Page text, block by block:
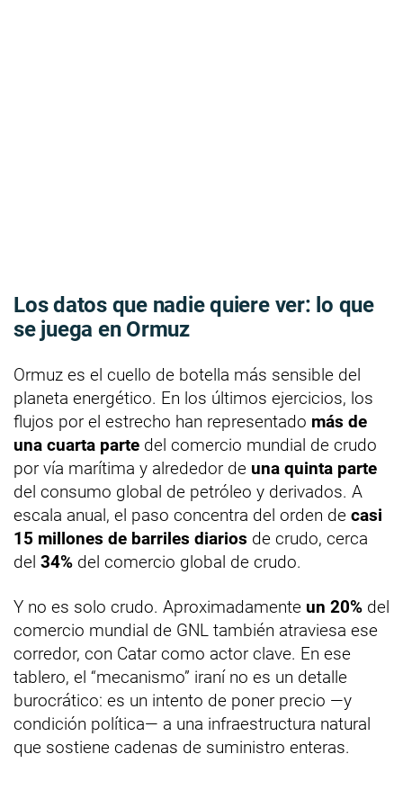
Los datos que nadie quiere ver: lo que
se juega en Ormuz
Ormuz es el cuello de botella más sensible del
planeta energético. En los últimos ejercicios, los
flujos por el estrecho han representado más de
una cuarta parte del comercio mundial de crudo
por vía marítima y alrededor de una quinta parte
del consumo global de petróleo y derivados. A
escala anual, el paso concentra del orden de casi
15 millones de barriles diarios de crudo, cerca
del 34% del comercio global de crudo.
Y no es solo crudo. Aproximadamente un 20% del
comercio mundial de GNL también atraviesa ese
corredor, con Catar como actor clave. En ese
tablero, el “mecanismo” iraní no es un detalle
burocrático: es un intento de poner precio —y
condición política— a una infraestructura natural
que sostiene cadenas de suministro enteras.